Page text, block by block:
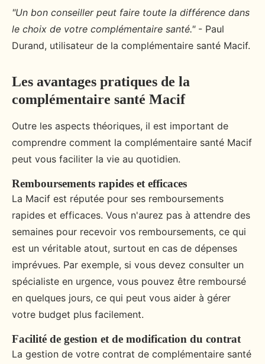
"Un bon conseiller peut faire toute la différence dans
le choix de votre complémentaire santé."- Paul
Durand, utilisateur de la complémentaire santé Macif.
Les avantages pratiques de la
complémentaire santé Macif
Outre les aspects théoriques, il est important de
comprendre comment la complémentaire santé Macif
peut vous faciliter la vie au quotidien.
Remboursements rapides et efficaces
La Macif est réputée pour ses remboursements
rapides et efficaces. Vous n'aurez pas à attendre des
semaines pour recevoir vos remboursements, ce qui
est un véritable atout, surtout en cas de dépenses
imprévues. Par exemple, si vous devez consulter un
spécialiste en urgence, vous pouvez être remboursé
en quelques jours, ce qui peut vous aider à gérer
votre budget plus facilement.
Facilité de gestion et de modification du contrat
La gestion de votre contrat de complémentaire santé